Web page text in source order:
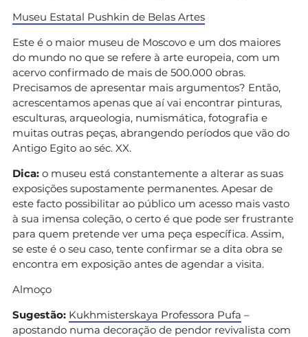
Museu Estatal Pushkin de Belas Artes
Este é o maior museu de Moscovo e um dos maiores
do mundo no que se refere à arte europeia, com um
acervo confirmado de mais de 500.000 obras.
Precisamos de apresentar mais argumentos? Então,
acrescentamos apenas que aí vai encontrar pinturas,
esculturas, arqueologia, numismática, fotografia e
muitas outras peças, abrangendo períodos que vão do
Antigo Egito ao séc. XX.
Dica: o museu está constantemente a alterar as suas
exposições supostamente permanentes. Apesar de
este facto possibilitar ao público um acesso mais vasto
à sua imensa coleção, o certo é que pode ser frustrante
para quem pretende ver uma peça específica. Assim,
se este é o seu caso, tente confirmar se a dita obra se
encontra em exposição antes de agendar a visita.
Almoço
Sugestão: Kukhmisterskaya Professora Pufa –
apostando numa decoração de pendor revivalista com